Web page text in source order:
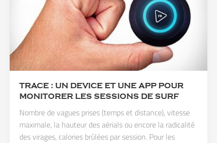
TRACE : UN DEVICE ET UNE APP POUR
MONITORER LES SESSIONS DE SURF
Nombre de vagues prises (temps et distance), vitesse
maximale, la hauteur des aérials ou encore la radicalité
des virages, calories brûlées par session. Pour les